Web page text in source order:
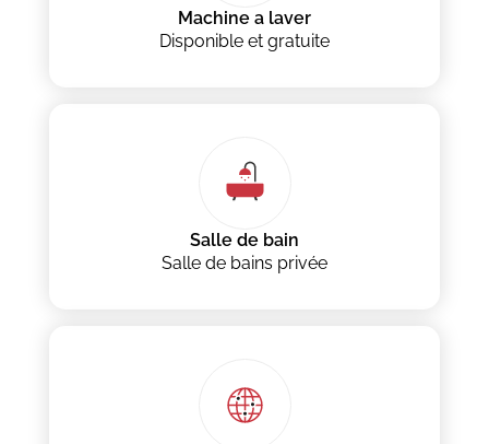
Machine a laver
Disponible et gratuite
Salle de bain
Salle de bains privée